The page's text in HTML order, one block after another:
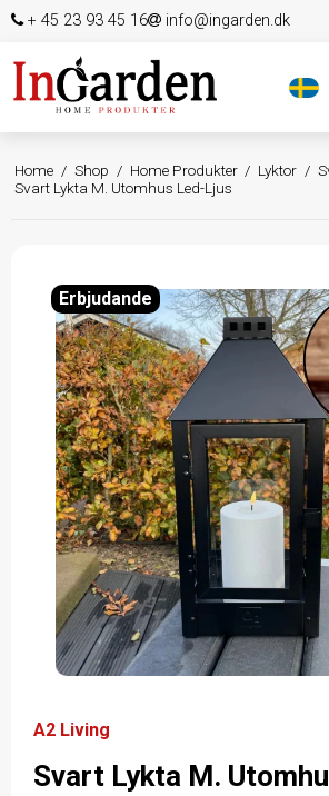
+ 45 23 93 45 16 info@ingarden.dk
Home / Shop / Home Produkter / Lyktor /
Svart Lykta M. Utomhus Led-Ljus
Erbjudande
A2 Living
Svart Lykta M.